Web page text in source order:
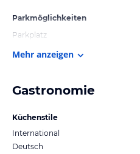
Parkmöglichkeiten
Parkplatz
Mehr anzeigen
Gastronomie
Küchenstile
International
Deutsch